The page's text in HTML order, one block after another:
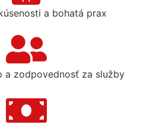
a bohatá prax
a zodpovednosť za služby